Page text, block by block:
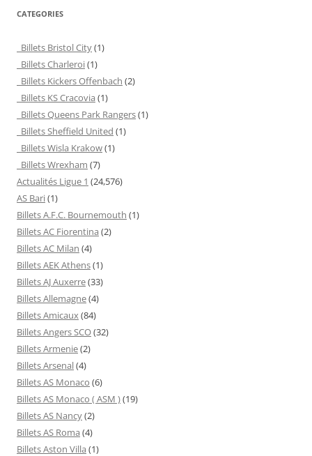
CATEGORIES
Billets Bristol City(1)
Billets Charleroi(1)
Billets Kickers Offenbach (2)
Billets KS Cracovia (1)
Billets Queens Park Rangers(1)
Billets Sheffield United (1)
Billets Wisla Krakow(1)
Billets Wrexham (7)
Actualités Ligue 1 (24,576)
AS Bari(1)
Billets A.F.C. Bournemouth (1)
Billets AC Fiorentina (2)
Billets AC Milan (4)
Billets AEK Athens(1)
Billets AJ Auxerre(33)
Billets Allemagne(4)
Billets Amicaux(84)
Billets Angers SCO(32)
Billets Armenie(2)
Billets Arsenal(4)
Billets AS Monaco (6)
Billets AS Monaco ( ASM )(19)
Billets AS Nancy(2)
Billets AS Roma (4)
Billets Aston Villa (1)